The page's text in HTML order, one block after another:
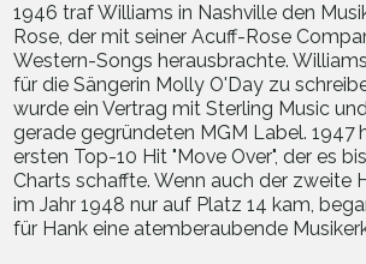
1946 traf Williams in Nashville den
Rose, der mit seiner Acuff-Rose
Western-Songs herausbrachte.
für die Sängerin Molly O'Day zu
wurde ein Vertrag mit Sterling Music
gerade gegründeten MGM Label. 1947
ersten Top-10 Hit "Move Over", der es
Charts schaffte. Wenn auch der zweite
im Jahr 1948 nur auf Platz 14 kam,
für Hank eine atemberaubende